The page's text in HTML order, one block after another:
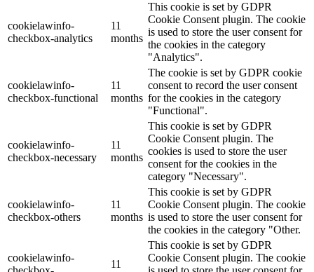
cookielawinfo-
checkbox-analytics
11
months
This cookie is set by GDPR
Cookie Consent plugin. The cookie
is used to store the user consent for
the cookies in the category
"Analytics".
cookielawinfo-
checkbox-functional
11
months
The cookie is set by GDPR cookie
consent to record the user consent
for the cookies in the category
"Functional".
cookielawinfo-
checkbox-necessary
11
months
This cookie is set by GDPR
Cookie Consent plugin. The
cookies is used to store the user
consent for the cookies in the
category "Necessary".
cookielawinfo-
checkbox-others
11
months
This cookie is set by GDPR
Cookie Consent plugin. The cookie
is used to store the user consent for
the cookies in the category "Other.
cookielawinfo-
11
This cookie is set by GDPR
Cookie Consent plugin. The cookie